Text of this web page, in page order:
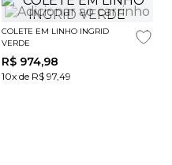
COLETE EM LINHO INGRID
VERDE
R$ 974,98
10x de R$ 97,49